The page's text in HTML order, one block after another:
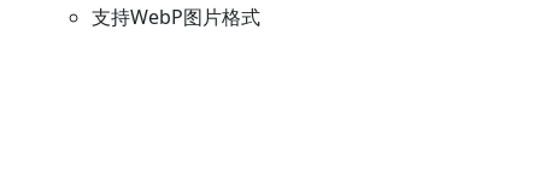
支持WebP图片格式